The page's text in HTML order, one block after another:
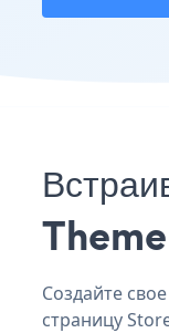
Theme
Создайте
страницу